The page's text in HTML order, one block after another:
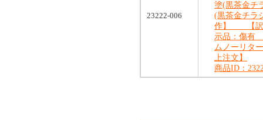
23222-006
塗(黒茶金
(黒茶金チラ
作】 【訳
示品：傷有
ムノーリタ
上注文】
商品ID：